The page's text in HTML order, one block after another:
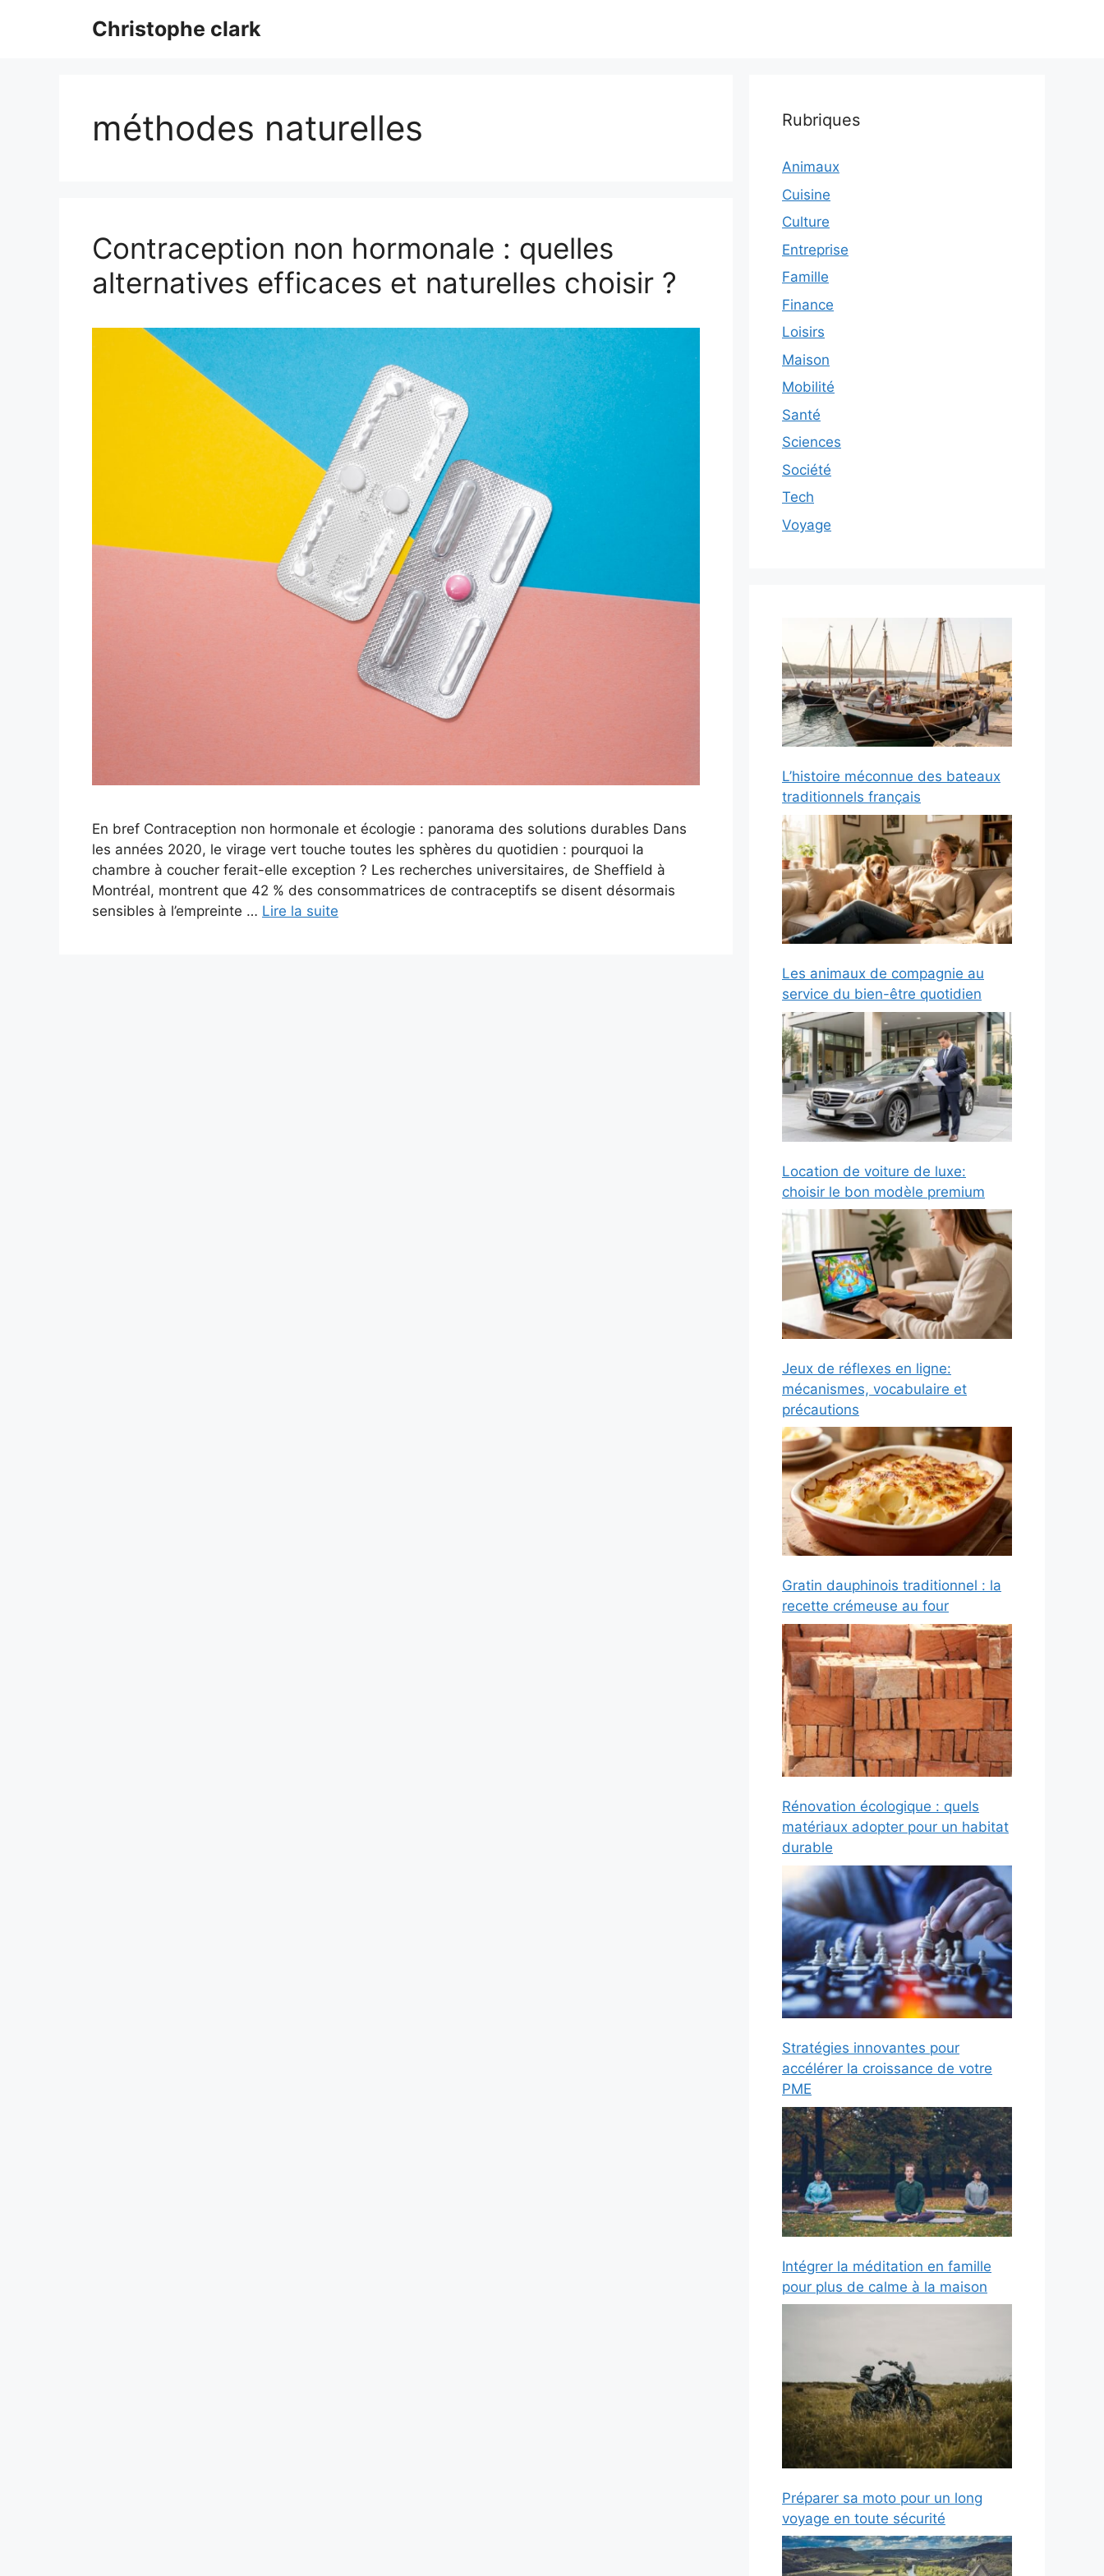
Christophe clark
méthodes naturelles
Contraception non hormonale : quelles
alternatives efficaces et naturelles choisir ?
En bref Contraception non hormonale et écologie : panorama des solutions durables Dans
les années 2020, le virage vert touche toutes les sphères du quotidien : pourquoi la
chambre à coucher ferait-elle exception ? Les recherches universitaires, de Sheffield à
Montréal, montrent que 42 % des consommatrices de contraceptifs se disent désormais
sensibles à l’empreinte … Lire la suite
Rubriques
Animaux
Cuisine
Culture
Entreprise
Famille
Finance
Loisirs
Maison
Mobilité
Santé
Sciences
Société
Tech
Voyage
L’histoire méconnue des bateaux
traditionnels français
Les animaux de compagnie au
service du bien-être quotidien
Location de voiture de luxe:
choisir le bon modèle premium
Jeux de réflexes en ligne:
mécanismes, vocabulaire et
précautions
Gratin dauphinois traditionnel : la
recette crémeuse au four
Rénovation écologique : quels
matériaux adopter pour un habitat
durable
Stratégies innovantes pour
accélérer la croissance de votre
PME
Intégrer la méditation en famille
pour plus de calme à la maison
Préparer sa moto pour un long
voyage en toute sécurité